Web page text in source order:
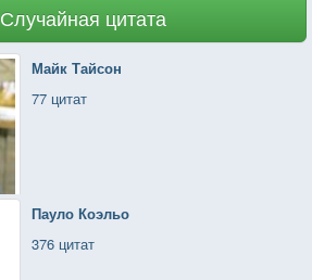
Случайная цитата
Майк Тайсон
77 цитат
Пауло Коэльо
376 цитат